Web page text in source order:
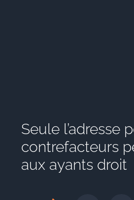
Seule l’adresse
contrefacteurs
aux ayants droit